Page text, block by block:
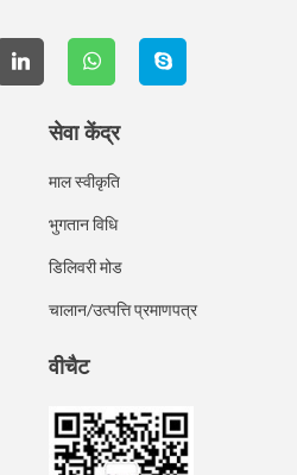
सेवा केंद्र
माल स्वीकृति
भुगतान विधि
डिलिवरी मोड
चालान/उत्पत्ति प्रमाणपत्र
वीचैट